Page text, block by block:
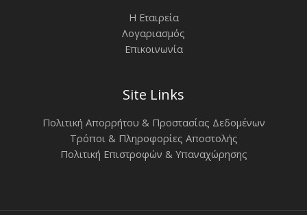
Η Εταιρεία
Λογαριασμός
Επικοινωνία
Site Links
Πολιτική Απορρήτου & Προστασίας Δεδομένων
Τρόποι & Πληροφορίες Αποστολής
Πολιτική Επιστροφών & Υπαναχώρησης